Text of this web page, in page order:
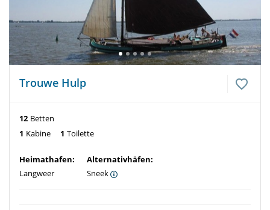
Trouwe Hulp
12 Betten
1 Kabine 1 Toilette
Heimathafen:
Langweer
Alternativhäfen:
Sneek